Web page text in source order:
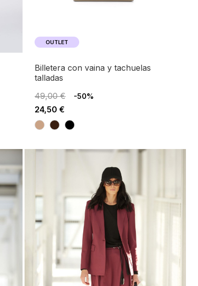
OUTLET
billetera con vaina y tachuelas
talladas
49,00 €
-50%
24,50 €